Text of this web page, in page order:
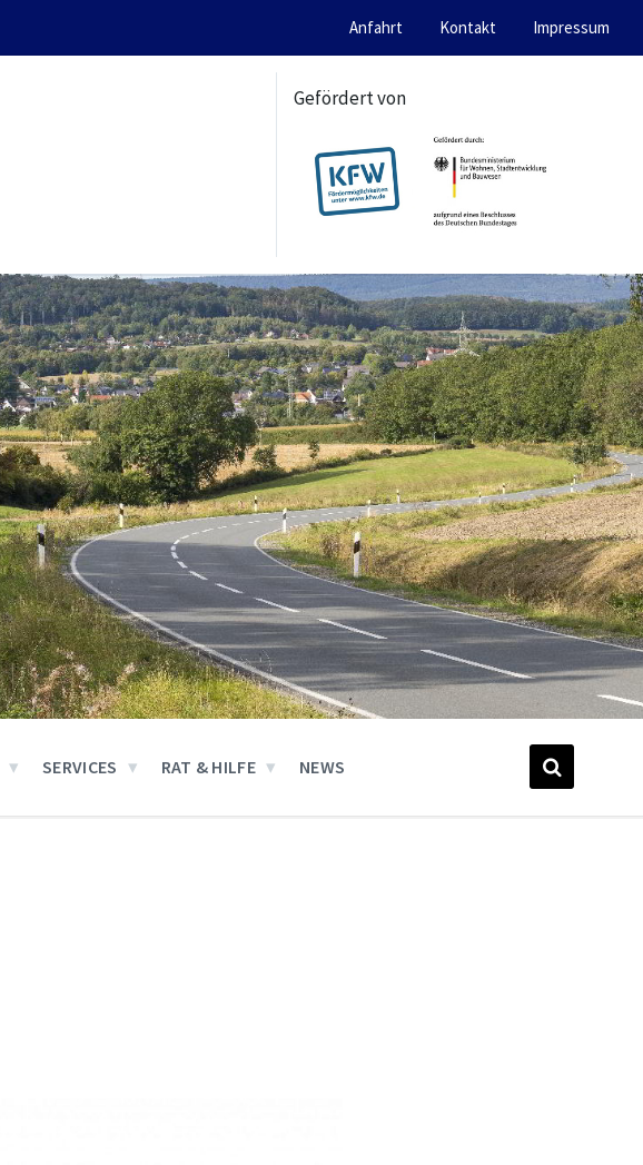
Anfahrt Kontakt Impressum
Gefördert von
SERVICES RAT & HILFE NEWS